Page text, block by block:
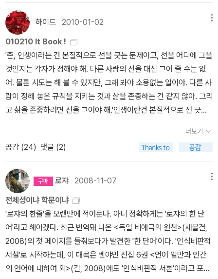
필립 드 상파뉴 「리슐리외 추기경」 (1637년경) 지금은 누구나
빨간 옷을 입을 수가 있지만, 권력을 상징하는 빨간색의 의미는 아직
도 남아 있다. 추기경의 주케토(Zuchetto, 머리 위에 쓰는 모자)는
빨간색이다. 권위를 상징하는 빨간색은 왕족만 어울리는 것이 아니
다. 프랑스 궁정화가 상파뉴는 루이 13세 통치 시절 재상을 지낸 리슐
리외 추기경의 초상화를 제작했는데, 막강한 권력을 가진 자의 자태
를 보여주고 있다. (위) 바이오맨 (아래) 후뢰시맨 80년대에 어
린 시절을 보낸 남자라면, ‘슈퍼 전대 시리즈’를 기억하고 있을 것이
방위대 후뢰시맨 그리고 파워레인저가 있다. 역대 전대물 시리즈에서
나오는 대장은 공통으로 ‘레드’라는 호칭으로 부르며 빨간색 헬멧 슈
트를 입고 변신한다. (예외가 있다. ‘전자전대 메가레인저’의 대장의
헬멧 슈트는 검은색, ‘미래전대 타임레인저’는 분홍색 헬멧 슈트를 착
용하는 여성 대원이 대장이다) 역시 제일 앞장 서는 사람답게 ‘레
드’는 늘 항상 다른 대원들보다 앞에 서고, <무한도전>의 유재석처럼
정중앙 자리를 고수한다. 그래서 남자 아이들이 가장 좋아하는 대원
이 ‘레드’다. 레드가 ‘옐로’나 ‘핑크’ 같은 히로인보다 인기가 많을 수
밖에 없는 이유가 남자는 대장 역할을 선호하기 때문이다. 그렇다 보
니 네다섯 명의 동네 아이들과 함께 전대물 시리즈를 흉내 내는 역할
놀이를 하게 되면, 서로 레드 역할을 하고 싶어 싸우기도 한다.
시의 형식은 내용에 의지하지 않는다. 시는 문화를 염두에 두지 않고,
민족을 염두에 두지 않고, 인류를 염두에 두지 않는다. 그러면서도 그
것은 문화와 민족과 인류에 공헌하고 평화에 공헌한다. 바로 그처럼
형식은 내용이 되고 내용은 형식이 된다. 시는 온몸으로, 바로 온몸을
밀고 나가는 것이다.이 시론도, 이제 온몸으로 밀고 나갈 수 있는 순간
에 와 있다. <막상 시를 논하게 되는 때에도> 시인은 <시를 쓰듯이
논해야 할 것>이라는 나의 명제의 이행이 여기 있다. 시도 시인도 시
작하는 것이다. 나도 여러분도 시작하는 것이다. 자유의 과잉을, 혼동
이다. 모기소리보다도 더 작은 목소리로 아무도 하지 못한 말을 시작
하는 것이다. 아무도 하지 못한 말을, 그것을 …….(p403) <김수영전
문에 이 글을 읽은 뒤 나는 글을 논하는 문장에서 “온몸”이란 단어만
보면 바로 김수영을 떠올릴 정도다. 실제 詩 뿐만 아니라 글쓰기 강의
초반에 <시여, 침을 뱉어라>는 자주 언급되는 텍스트다. 자세히 보면
유시민 '글은 ‘손으로 생각하는 것’도 아니요, ‘머리로 쓰는 것’도 아니
다. 글은 온몸으로, 삶 전체로 쓰는 것이다. ' 문장 배열은 김수영 '시작
(詩作)은 <머리>로 하는 것이 아니고 <심장>으로 하는 것도 아니고
<몸>으로 하는 것이다. <온몸>으로 밀고 나가는 것이다. ' 문장 배열
과 매우 유사하다. 신경숙 표절 건을 논하는 pek0501님의 글에
다른 하나는 과감히 세속의 티끌을 떠나 / 숭고한 선인들의 영역에 오
르려고 하네.”(1, 69) 그가 메피스토펠레스의 도움을 받아 (재)체험
하는 삶은 저 ‘두 개의 영혼’의 투쟁으로 점철돼 있다. 우선은 젊음을
되찾은 파우스트가 순결한 처녀 그레트헨(마르가레테)을 유혹하여
파멸시키는 ‘시민 비극’이 전개된다.(1부) 결말인즉, 그레트헨은 죄책
감에 사로잡혀 죽음을 택함으로써 오히려 구원받고 파우스트는 악마
의 의도와는 달리 숭고한 사랑의 카타르시스를 맛본다. 이어, 역사적
과거와 신화적 과거가 뒤범벅이 된 세계 속에서 맹활약을 펼치는 정
조되고 파리스의 연인이었던 헬레나가 파우스트의 아내가 되어 아들
까지 낳는다. 이후 그는 또 다른 전쟁을 승리로 이끈 대가로 왕에게 하
사받은 영토에 자신의 왕국을 만들고자 한다. 세속적인 권력욕이 숭
고한 인류애로 승화되는 지점인 셈이다. 결국 파우스트는 수로를 건
설하는 소리를 탐닉하며(실은 무덤을 파는 소리이다!) “멈추어라! 너
정말 아름답구나!”라고 외치고 사망한다. 득의만만한 메피스토펠레
스가 계약에 따라 그의 영혼을 접수하려는 찰나, 신의 종인 천사들이
악마의 노획물을 채간다. 그는 구원받은 것이다. 이 도저한
기독교적 결말이 의미하는 것은 대체 무엇일까. <파우스트>의 도입
부를 장식하는 ｢천상의 서곡｣을 보자. 괴테는 구약의 욥기를 자기 식
으로 풀어쓰면서 파우스트를 욥과 같은 ‘하느님의 종’으로 정의한다.
출하는 하나의 상징화된 통로였다. 그래서 색채는 이성적인 언어로는
표현할 수 없는 정서를 상징했다. 이는 역사적으로 모든 문화권에서
종교, 신화, 예술, 의식 등에 중요한 상징적 메타포로서 역할을 해 왔
다. 따라서 색채가 지니는 상징성은 문화마다 다를지는 모르지만 그
감성적 측면은 비교적 보편성을 띤다. 예컨대 빨강은 정열, 초록은 명
상, 노랑은 명상, 보라는 권위를 상징한다. 이는 여러 문화권에서 보편
적인 연대감을 갖고 전승되어온 문화적 유산이다. 가령, 어떤 사람이
“어떤 색을 좋아하십니까?”라고 질문을 던지면 실로 놀랄만한 답변
을 들을 수 있다고 한다. 호프와 웰치라는 연구자들에 따르면 미국과
캐나다 그리고 유럽의 성인 중 절반 이상이 위 질문에 ‘청색을 가장 선
호한다’고 답변한단다. 이쯤 되면 우리는 색채의 선호도가 무엇을 의
구는 이미 괴테와 쇼펜하우어 그리고 후기 인상주의 미술가였던 조르
주 쇠라에 의해 진지하게 탐구된 바 있다. 하지만 우리나라에서 아직
까지 색채를 학문적으로 연구하는 연구서는 거의 없는 듯하다. (출간
된 책이 별로 없다는 사실이 이를 반증한다) 대부분 미술, 디자인, 패
션 분과에서 기능적으로 소개한 개론서들이 주류를 이루고 있다. 색
채에 대한 이론적 접근은 기호학과 미학에서 개별적으로 이루어지고
있지만 그 성과가 매우 미미한 실정이다. <색채와 문화 그리고 상상
력>정도의 책이 많이 출간됐으면 한다. 번역서도 그리 많지 않은 게
하이드 2010-01-02
010210 It Book !
'존, 인생이라는 건 본질적으로 선을 긋는 문제이고, 선을 어디에 그을
것인지는 각자가 정해야 해. 다른 사람의 선을 대신 그어 줄 수는 없
어. 물론 시도는 해 볼 수 있지만, 그래 봐야 소용없는 일이야. 다른 사
람이 정해 놓은 규칙을 지키는 것과 삶을 존중하는 건 같지 않아. 그리
고 삶을 존중하려면 선을 그어야 해.'인생이란건 본질적으로 선 긋기
지만, 초창기에 읽었던 <그리고 사진처럼 덧없는 우리들의 얼굴, 내
가슴> 부터. 이 내가 심지어 노란하이라이트펜(형광펜이 아니라, 개
나리색의 하이라이트펜이다.)으로 줄을 그으면서 책을 봤다니, 도그
지어를 만들며 봤던 기억은 나지만, 하이라이트펜이라니, 얼마나 오
래전인가.무튼, 처음 읽었을 때의 그 감흥이 아니라 당황하면서, 그간
나이도 먹었고, 경험도 쌓았고, 볼꼴 못볼꼴도 많이 봤는데, 왜? 읽어
나가고 있다. 하이라이트를 그었던 낯선 과거의 나를 마주하면서.찾
아보니, 집에서 꾸역꾸역 찰스 디킨스의 원서들이 나온다. David co
pperfield가 있었고, Pickwick Papers가 있다. Christmas Carol
도 있네. Great Expectations야 이번에 산 책이니깐 기억하고 있었
고, 안 그래도 꺼내서 읽고 있다. 번역본이랑 같이 볼까 싶은데, 민음
더보기
공감 (24) 댓글 (2)
로쟈 2008-11-07
전체성이냐 학문이냐
'로쟈의 한줄'을 오랜만에 적어둔다. 아니 정확하게는 '로쟈의 한 단
어'라고 해야겠다. 최근 번역돼 나온 <독일 비애극의 원천>(새물결,
2008)의 첫 페이지를 들춰보다가 발견한 '한 단어'이다. '인식비판적
서설'로 시작하는데, 이 대목은 벤야민 선집 6권 <언어 일반과 인간
의 언어에 대하여 외>(길, 2008)에도 '인식비판적 서론'이라고 포함